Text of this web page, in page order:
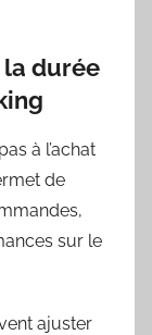
durée
à l’achat
de
sur le
ajuster